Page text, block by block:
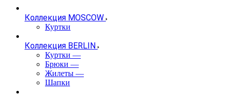
Коллекция MOSCOW
Куртки
Коллекция BERLIN
Куртки —
Брюки —
Жилеты —
Шапки